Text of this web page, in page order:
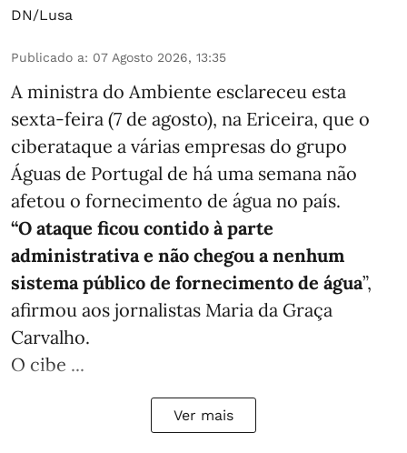
DN/Lusa
Publicado a: 07 Agosto 2026, 13:35
A ministra do Ambiente esclareceu esta
sexta-feira (7 de agosto), na Ericeira, que o
ciberataque a várias empresas do grupo
Águas de Portugal de há uma semana não
afetou o fornecimento de água no país.
“O ataque ficou contido à parte
administrativa e não chegou a nenhum
sistema público de fornecimento de água”,
afirmou aos jornalistas Maria da Graça
Carvalho.
O cibe ...
Ver mais